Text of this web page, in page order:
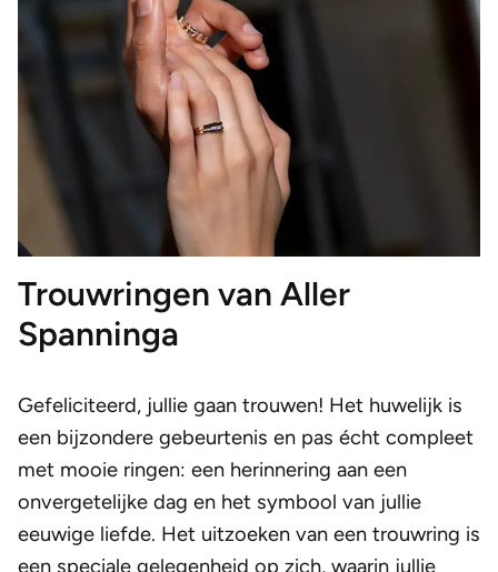
Trouwringen van Aller
Spanninga
Gefeliciteerd, jullie gaan trouwen! Het huwelijk is
een bijzondere gebeurtenis en pas écht compleet
met mooie ringen: een herinnering aan een
onvergetelijke dag en het symbool van jullie
eeuwige liefde. Het uitzoeken van een trouwring is
een speciale gelegenheid op zich, waarin jullie